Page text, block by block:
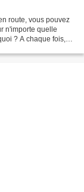
route, vous pouvez
n'importe quelle
? A chaque fois,